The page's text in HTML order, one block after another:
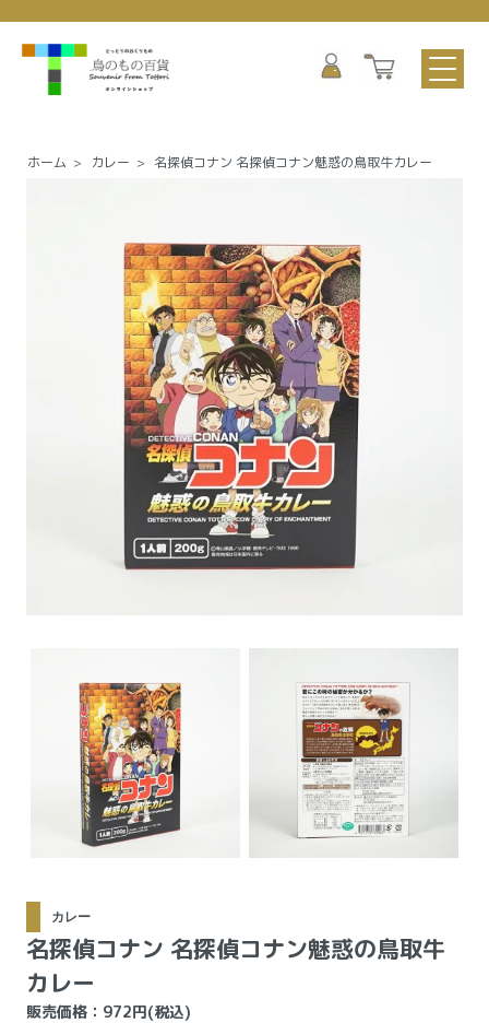
ホーム > カレー > 名探偵コナン 名探偵コナン魅惑の鳥取牛カレー
カレー
名探偵コナン 名探偵コナン魅惑の鳥取牛
カレー
販売価格：972円(税込)